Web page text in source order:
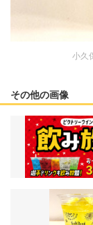
小久
その他の画像